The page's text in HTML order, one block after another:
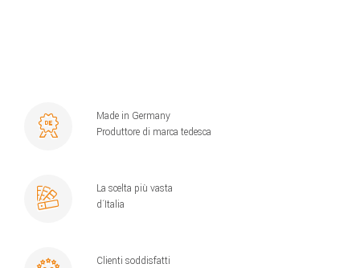
Made in Germany
Produttore di marca tedesca
La scelta più vasta
d´Italia
Clienti soddisfatti